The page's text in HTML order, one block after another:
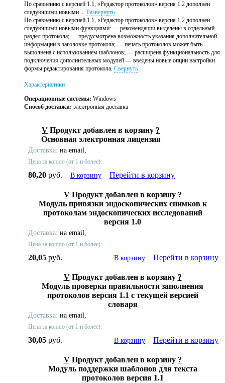
По сравнению с версией 1.1, «Редактор протоколов» версия 1.2 дополнен
следующими новыми ... Развернуть
По сравнению с версией 1.1, «Редактор протоколов» версия 1.2 дополнен
следующими новыми функциями: — рекомендации выделены в отдельный
раздел протокола; — предусмотрена возможность указания дополнительной
информации в заголовке протокола; — печать протоколов может быть
выполнена с использованием шаблонов; — расширена функциональность для
подключения дополнительных модулей — введены новые опции настройки
формы редактирования протокола. Свернуть
Характеристики
Операционные системы: Windows
Способ доставки: электронная доставка
V Продукт добавлен в корзину ?
Основная электронная лицензия
Доставка: на email,
Цена за копию (от 1 и более):
80,20 руб. В корзину Перейти в корзину
V Продукт добавлен в корзину ?
Модуль привязки эндоскопических снимков к
протоколам эндоскопических исследований
версия 1.0
Доставка: на email,
Цена за копию (от 1 и более):
20,05 руб. В корзину Перейти в корзину
V Продукт добавлен в корзину ?
Модуль проверки правильности заполнения
протоколов версия 1.1 с текущей версией
словаря
Доставка: на email,
Цена за копию (от 1 и более):
30,05 руб. В корзину Перейти в корзину
V Продукт добавлен в корзину ?
Модуль поддержки шаблонов для текста
протоколов версия 1.1